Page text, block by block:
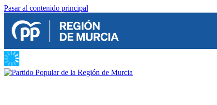
Pasar al contenido principal